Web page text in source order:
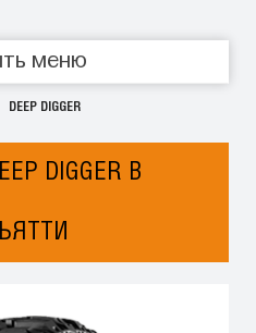
меню
DEEP DIGGER
DIGGER В